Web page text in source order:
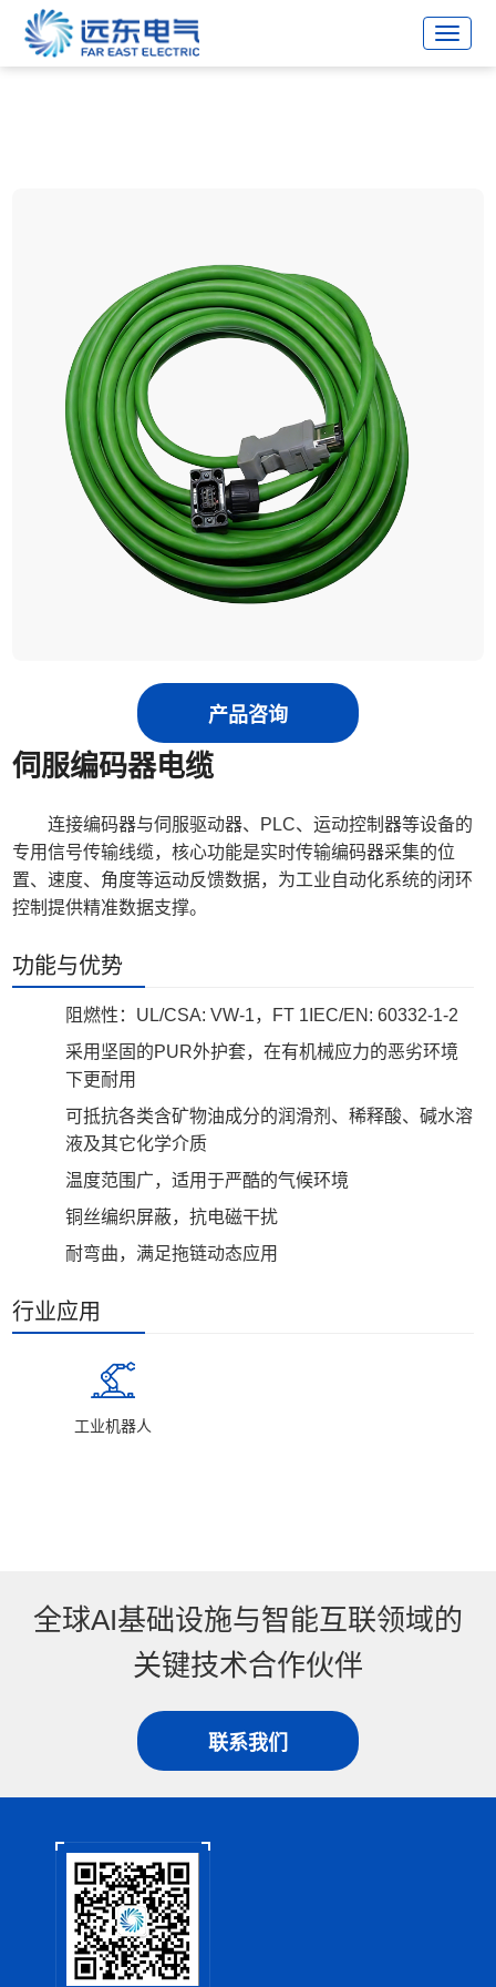
战略合作伙伴
产品咨询
伺服编码器电缆
连接编码器与伺服驱动器、PLC、运动控制器等设备的
专用信号传输线缆，核心功能是实时传输编码器采集的位
置、速度、角度等运动反馈数据，为工业自动化系统的闭环
控制提供精准数据支撑。
功能与优势
阻燃性：UL/CSA: VW-1，FT 1IEC/EN: 60332-1-2
采用坚固的PUR外护套，在有机械应力的恶劣环境
下更耐用
可抵抗各类含矿物油成分的润滑剂、稀释酸、碱水溶
液及其它化学介质
温度范围广，适用于严酷的气候环境
铜丝编织屏蔽，抗电磁干扰
耐弯曲，满足拖链动态应用
行业应用
工业机器人
全球AI基础设施与智能互联领域的
关键技术合作伙伴
联系我们